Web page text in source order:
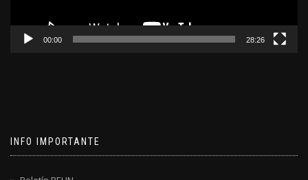
00:00 28:26
INFO IMPORTANTE